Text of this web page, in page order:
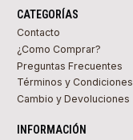
CATEGORÍAS
Contacto
¿Como Comprar?
Preguntas Frecuentes
Términos y Condiciones
Cambio y Devoluciones
INFORMACIÓN